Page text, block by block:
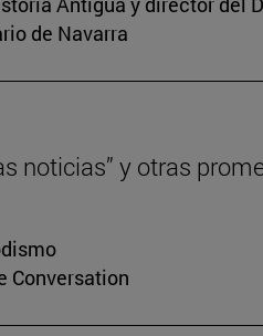
de Navarra
noticias” y otras
Conversation